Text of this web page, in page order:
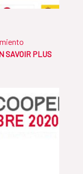
SAVOIR PLUS